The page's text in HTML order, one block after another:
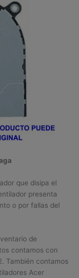
que disipa el
presenta
o por fallas del
de
contamos con
También contamos
Acer